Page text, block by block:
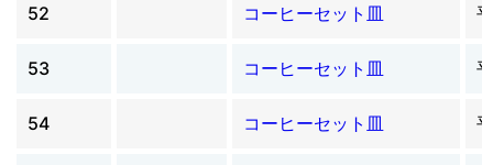
52 コーヒーセット皿
53 コーヒーセット皿
54 コーヒーセット皿